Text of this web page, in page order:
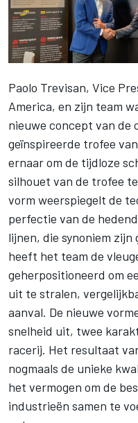
Paolo Trevisan, Vice
America, en zijn team
nieuwe concept van de
geïnspireerde trofee
ernaar om de tijdloze
silhouet van de trofee
vorm weerspiegelt de
perfectie van de
lijnen, die synoniem
heeft het team de
geherpositioneerd om
uit te stralen,
aanval. De nieuwe
snelheid uit, twee
racerij. Het resultaat
nogmaals de unieke
het vermogen om de
industrieën samen te